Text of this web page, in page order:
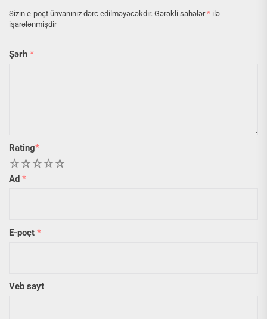
Sizin e-poçt ünvanınız dərc edilməyəcəkdir. Gərəkli sahələr* ilə
işarələnmişdir
Şərh *
Rating*
5
4
3
2
Ad *
E-poçt *
Veb sayt